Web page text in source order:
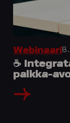
Webinaari
☕️
palkka-